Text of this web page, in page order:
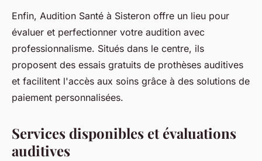
Enfin, Audition Santé à Sisteron offre un lieu pour
évaluer et perfectionner votre audition avec
professionnalisme. Situés dans le centre, ils
proposent des essais gratuits de prothèses auditives
et facilitent l'accès aux soins grâce à des solutions de
paiement personnalisées.
Services disponibles et évaluations
auditives